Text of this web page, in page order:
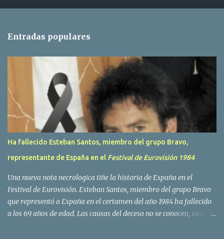
r
s
Entradas populares
Ha fallecido Esteban Santos, miembro del grupo Bravo,
representante de España en el Festival de Eurovisión 1984
Una nueva nota necrologica tiñe la historia de España en el
Festival de Eurovisión. Esteban Santos, miembro del grupo Bravo
que representó a España en el certamen del año 1984 ha fallecido
a los 69 años de edad. Las causas del deceso no se conocen, siendo